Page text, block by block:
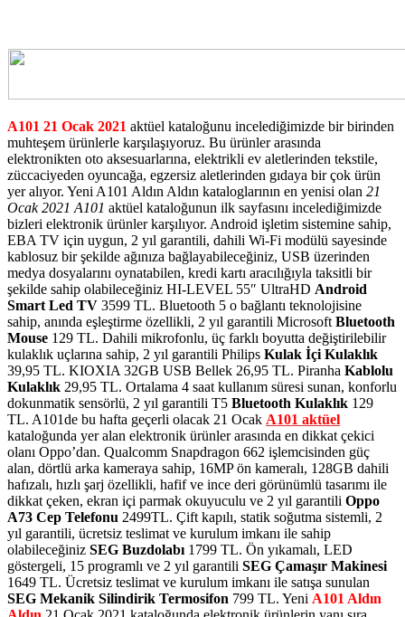
A101 21 Ocak 2021 aktüel kataloğunu incelediğimizde bir birinden
muhteşem ürünlerle karşılaşıyoruz. Bu ürünler arasında
elektronikten oto aksesuarlarına, elektrikli ev aletlerinden tekstile,
züccaciyeden oyuncağa, egzersiz aletlerinden gıdaya bir çok ürün
yer alıyor. Yeni A101 Aldın Aldın kataloglarının en yenisi olan 21
Ocak 2021 A101 aktüel kataloğunun ilk sayfasını incelediğimizde
bizleri elektronik ürünler karşılıyor. Android işletim sistemine sahip,
EBA TV için uygun, 2 yıl garantili, dahili Wi-Fi modülü sayesinde
kablosuz bir şekilde ağınıza bağlayabileceğiniz, USB üzerinden
medya dosyalarını oynatabilen, kredi kartı aracılığıyla taksitli bir
şekilde sahip olabileceğiniz HI-LEVEL 55″ UltraHD Android
Smart Led TV 3599 TL. Bluetooth 5 o bağlantı teknolojisine
sahip, anında eşleştirme özellikli, 2 yıl garantili Microsoft Bluetooth
Mouse 129 TL. Dahili mikrofonlu, üç farklı boyutta değiştirilebilir
kulaklık uçlarına sahip, 2 yıl garantili Philips Kulak İçi Kulaklık
39,95 TL. KIOXIA 32GB USB Bellek 26,95 TL. Piranha Kablolu
Kulaklık 29,95 TL. Ortalama 4 saat kullanım süresi sunan, konforlu
dokunmatik sensörlü, 2 yıl garantili T5 Bluetooth Kulaklık 129
TL. A101de bu hafta geçerli olacak 21 Ocak A101 aktüel
kataloğunda yer alan elektronik ürünler arasında en dikkat çekici
olanı Oppo’dan. Qualcomm Snapdragon 662 işlemcisinden güç
alan, dörtlü arka kameraya sahip, 16MP ön kameralı, 128GB dahili
hafızalı, hızlı şarj özellikli, hafif ve ince deri görünümlü tasarımı ile
dikkat çeken, ekran içi parmak okuyuculu ve 2 yıl garantili Oppo
A73 Cep Telefonu 2499TL. Çift kapılı, statik soğutma sistemli, 2
yıl garantili, ücretsiz teslimat ve kurulum imkanı ile sahip
olabileceğiniz SEG Buzdolabı 1799 TL. Ön yıkamalı, LED
göstergeli, 15 programlı ve 2 yıl garantili SEG Çamaşır Makinesi
1649 TL. Ücretsiz teslimat ve kurulum imkanı ile satışa sunulan
SEG Mekanik Silindirik Termosifon 799 TL. Yeni A101 Aldın